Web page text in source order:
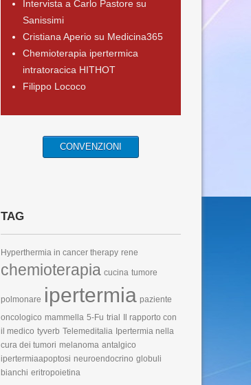
Intervista a Carlo Pastore su
Sanissimi
Cristiana Aperio su Medicina365
Chemioterapia ipertermica
intratoracica HITHOT
Filippo Lococo
CONVENZIONI
TAG
Hyperthermia in cancer therapy rene
chemioterapia cucina tumore
polmonare ipertermia paziente
oncologico mammella 5-Fu trial
Il rapporto con
il medico tyverb Telemeditalia Ipertermia nella
cura dei tumori melanoma antalgico
ipertermiaapoptosi neuroendocrino globuli
bianchi eritropoietina